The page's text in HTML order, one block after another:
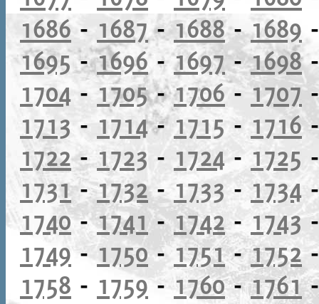
1686 - 1687-1688-1689
1695-1696-1697-1698
1704 - 1705-1706-1707
1713 - 1714- 1715- 1716
1722-1723 - 1724- 1725
1731-1732-1733- 1734
1740-1741-1742 -1743
1749-1750-1751-1752
1758 - 1759-1760-1761